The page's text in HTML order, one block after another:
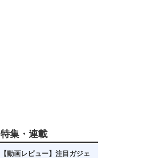
特集・連載
【動画レビュー】注目ガジェ